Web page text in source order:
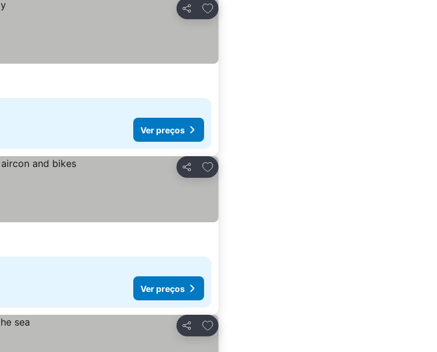
Partilhar
Adicionar aos favoritos
Ver preços
Partilhar
Adicionar aos favoritos
Ver preços
Partilhar
Adicionar aos favoritos